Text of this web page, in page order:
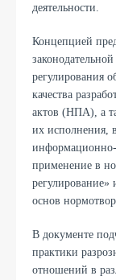
деятельности.
Концепцией
регулирования
качества
актов (НПА), а
их исполнения,
применение в
регулирование»
основ
В документе
практики
отношений в